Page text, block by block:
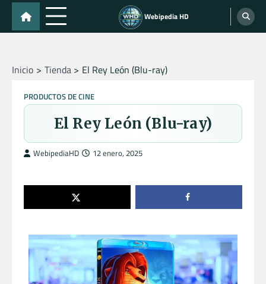
Skip
content
Webipedia HD
Inicio Tienda El Rey León (Blu-ray)
PRODUCTOS DE CINE
El Rey León (Blu-ray)
WebipediaHD 12 enero, 2025